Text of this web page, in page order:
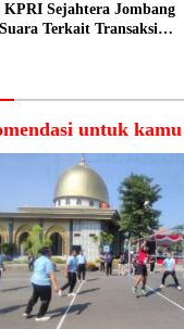
KPRI Sejahtera Jombang
Terkait Transaksi
untuk kamu